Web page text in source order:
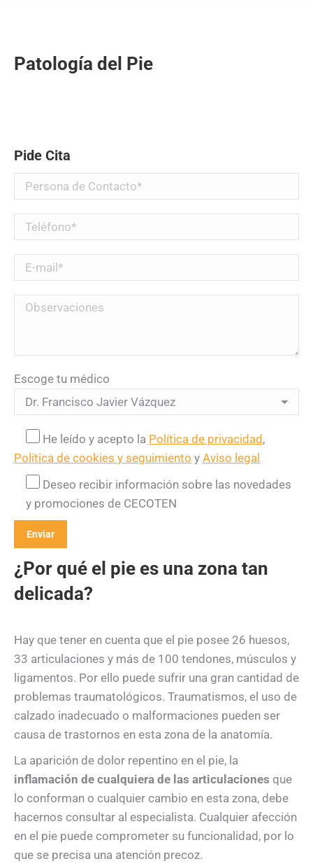
Patología del Pie
Pide Cita
Escoge tu médico
He leído y acepto la Política de privacidad ,
Política de cookies y seguimiento y Aviso legal
Deseo recibir información sobre las novedades
y promociones de CECOTEN
¿Por qué el pie es una zona tan
delicada?
Hay que tener en cuenta que el pie posee 26 huesos,
33 articulaciones y más de 100 tendones, músculos y
ligamentos. Por ello puede sufrir una gran cantidad de
problemas traumatológicos. Traumatismos, el uso de
calzado inadecuado o malformaciones pueden ser
causa de trastornos en esta zona de la anatomía.
La aparición de dolor repentino en el pie, la
inflamación de cualquiera de las articulaciones que
lo conforman o cualquier cambio en esta zona, debe
hacernos consultar al especialista. Cualquier afección
en el pie puede comprometer su funcionalidad, por lo
que se precisa una atención precoz.